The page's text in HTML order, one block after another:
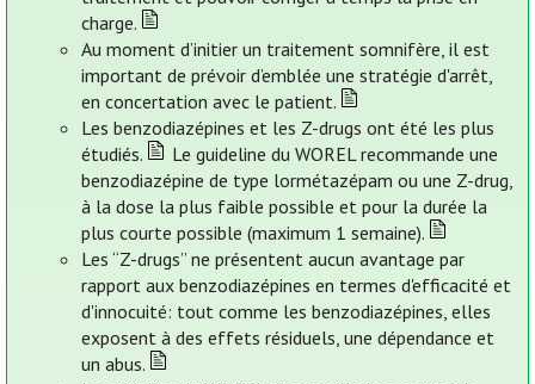
charge.
Au moment d’initier un traitement somnifère, il est
important de prévoir d’emblée une stratégie d'arrêt,
en concertation avec le patient.
Les benzodiazépines et les Z-drugs ont été les plus
étudiés.
Le guideline du WOREL recommande une
benzodiazépine de type lormétazépam ou une Z-drug,
à la dose la plus faible possible et pour la durée la
plus courte possible (maximum 1 semaine).
Les “Z-drugs” ne présentent aucun avantage par
rapport aux benzodiazépines en termes d'efficacité et
d'innocuité: tout comme les benzodiazépines, elles
exposent à des effets résiduels, une dépendance et
un abus.